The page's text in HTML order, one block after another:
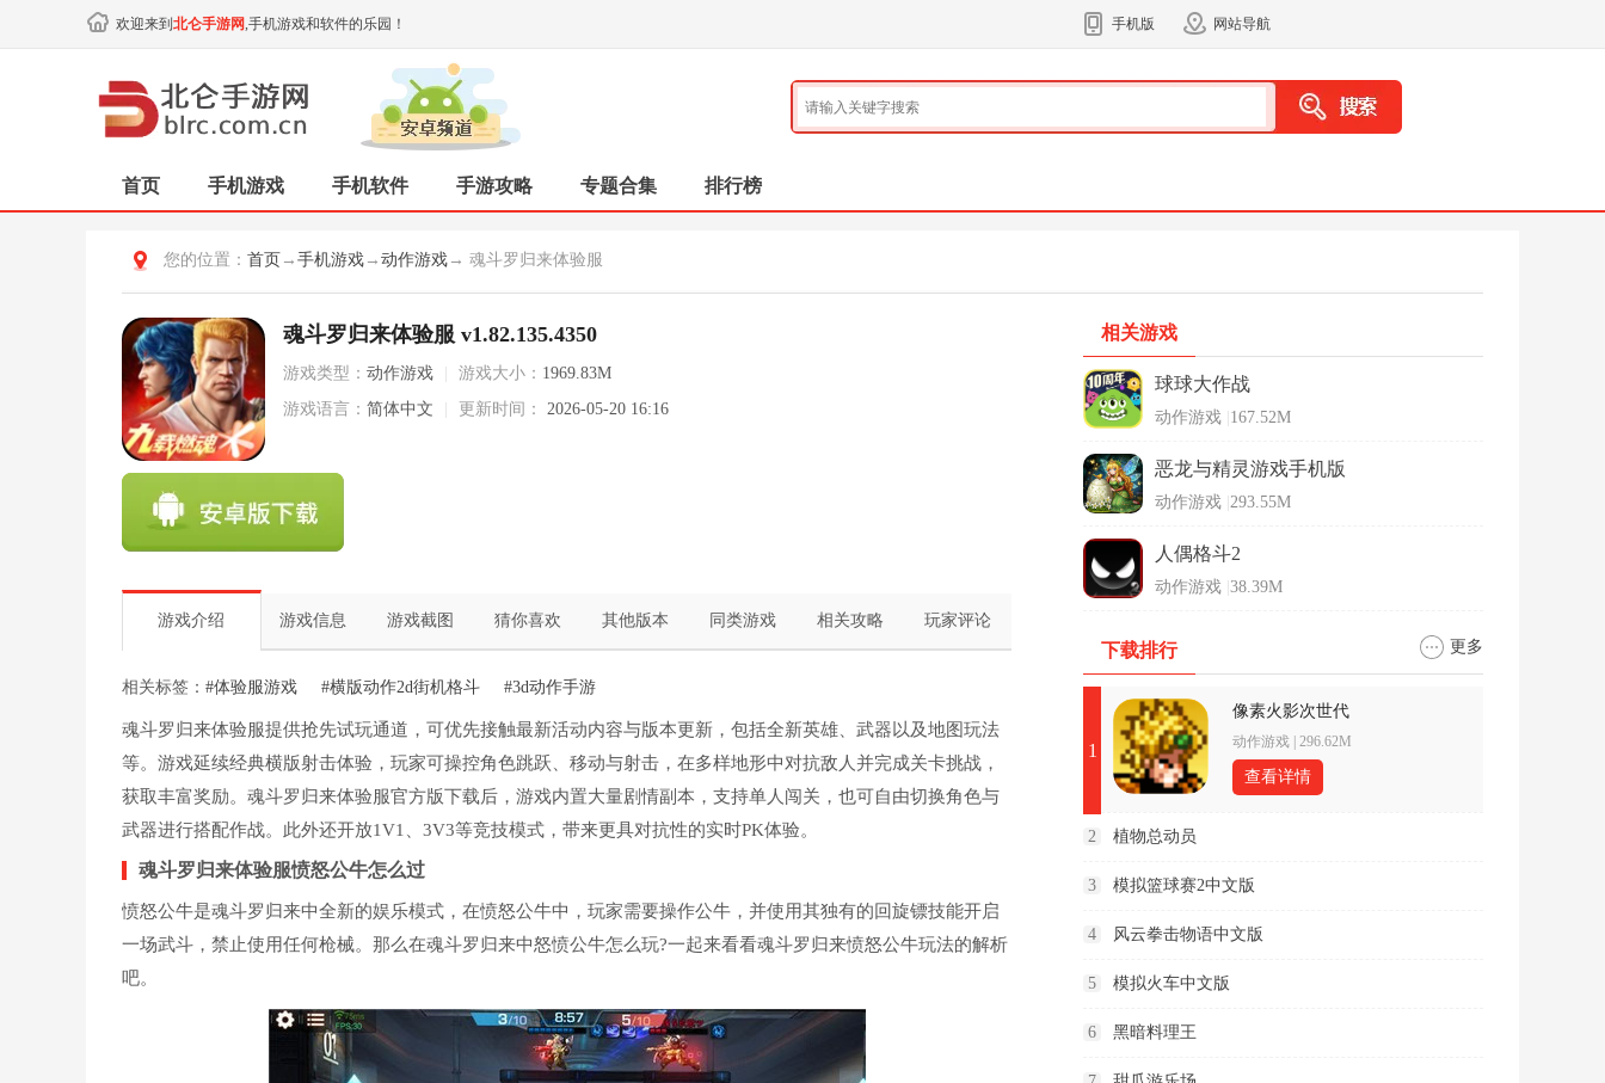
欢迎来到 北仑手游网,手机游戏和软件的乐园！ 手机版 网站导航
首页 手机游戏 手机软件 手游攻略 专题合集 排行榜
您的位置： 首页 → 手机游戏 → 动作游戏 → 魂斗罗归来体验服
魂斗罗归来体验服 v1.82.135.4350
游戏类型： 动作游戏 游戏大小： 1969.83M
游戏语言： 简体中文 更新时间： 2026-05-20 16:16
游戏介绍 游戏信息 游戏截图 猜你喜欢 其他版本 同类游戏 相关攻略 玩家评论
相关标签： #体验服游戏 #横版动作2d街机格斗 #3d动作手游
魂斗罗归来体验服提供抢先试玩通道，可优先接触最新活动内容与版本更新，包括全新英雄、武器以及地图玩法
等。游戏延续经典横版射击体验，玩家可操控角色跳跃、移动与射击，在多样地形中对抗敌人并完成关卡挑战，
获取丰富奖励。魂斗罗归来体验服官方版下载后，游戏内置大量剧情副本，支持单人闯关，也可自由切换角色与
武器进行搭配作战。此外还开放1V1、3V3等竞技模式，带来更具对抗性的实时PK体验。
魂斗罗归来体验服愤怒公牛怎么过
愤怒公牛是魂斗罗归来中全新的娱乐模式，在愤怒公牛中，玩家需要操作公牛，并使用其独有的回旋镖技能开启
一场武斗，禁止使用任何枪械。那么在魂斗罗归来中怒愤公牛怎么玩?一起来看看魂斗罗归来愤怒公牛玩法的解析
吧。
相关游戏
球球大作战
动作游戏 167.52M
恶龙与精灵游戏手机版
动作游戏 293.55M
人偶格斗2
动作游戏 38.39M
下载排行 更多
1
像素火影次世代
动作游戏 296.62M
查看详情
2 植物总动员
3 模拟篮球赛2中文版
4 风云拳击物语中文版
5 模拟火车中文版
6 黑暗料理王